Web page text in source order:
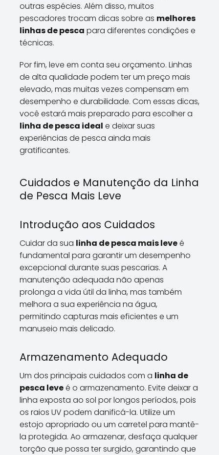
outras espécies. Além disso, muitos
pescadores trocam dicas sobre as melhores
linhas de pesca para diferentes condições e
técnicas.
Por fim, leve em conta seu orçamento. Linhas
de alta qualidade podem ter um preço mais
elevado, mas muitas vezes compensam em
desempenho e durabilidade. Com essas dicas,
você estará mais preparado para escolher a
linha de pesca ideal e deixar suas
experiências de pesca ainda mais
gratificantes.
Cuidados e Manutenção da Linha
de Pesca Mais Leve
Introdução aos Cuidados
Cuidar da sua linha de pesca mais leveé
fundamental para garantir um desempenho
excepcional durante suas pescarias. A
manutenção adequada não apenas
prolonga a vida útil da linha, mas também
melhora a sua experiência na água,
permitindo capturas mais eficientes e um
manuseio mais delicado.
Armazenamento Adequado
Um dos principais cuidados com a linha de
pesca leveé o armazenamento. Evite deixar a
linha exposta ao sol por longos períodos, pois
os raios UV podem danificá-la. Utilize um
estojo apropriado ou um carretel para mantê-
la protegida. Ao armazenar, desfaça qualquer
torção que possa ter surgido, garantindo que